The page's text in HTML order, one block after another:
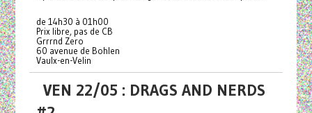
de 14h30 à 01h00
Prix libre, pas de CB
Grrrnd Zero
60 avenue de Bohlen
Vaulx-en-Velin
VEN 22/05 : DRAGS AND NERDS